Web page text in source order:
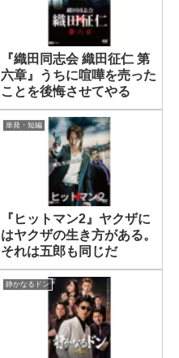
『織田同志会 織田征仁 第
六章』うちに喧嘩を売った
ことを後悔させてやる
単発・短編
『ヒットマン2』ヤクザに
はヤクザの生き方がある。
それは五郎も同じだ
静かなるドン